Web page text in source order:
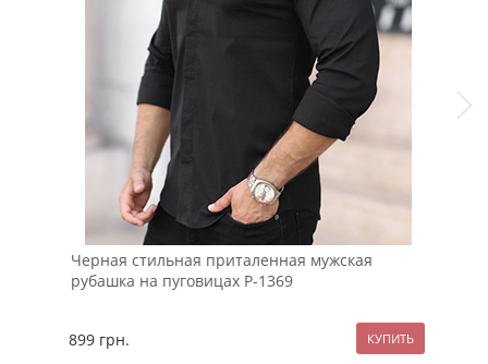
Черная стильная приталенная мужская
рубашка на пуговицах Р-1369
899 грн.